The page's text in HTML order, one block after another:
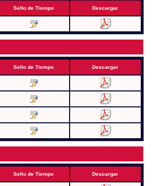
Sello de Tiempo Descargar
Sello de Tiempo Descargar
Sello de Tiempo Descargar